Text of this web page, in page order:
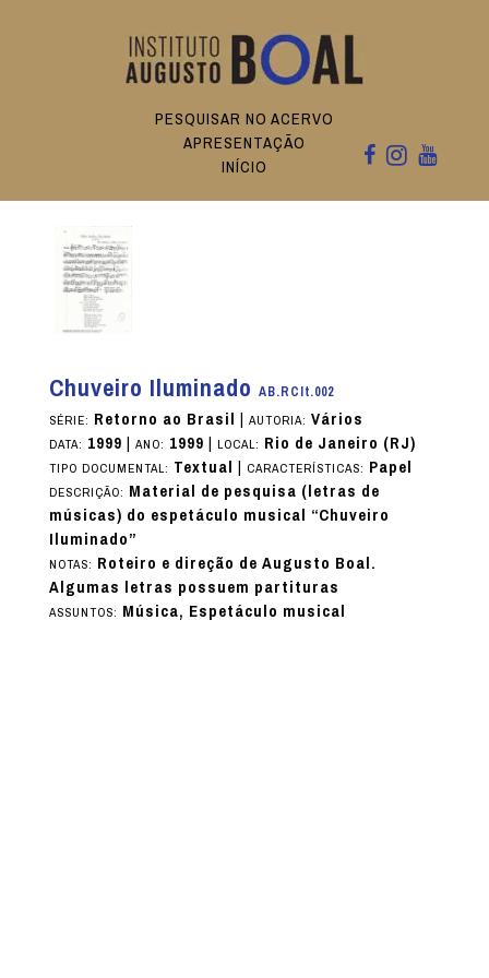
PESQUISAR NO ACERVO
APRESENTAÇÃO
INÍCIO
Chuveiro Iluminado AB.RCIt.002
SÉRIE: Retorno ao Brasil | AUTORIA: Vários
DATA: 1999| ANO: 1999| LOCAL: Rio de Janeiro (RJ)
TIPO DOCUMENTAL: Textual | CARACTERÍSTICAS: Papel
DESCRIÇÃO: Material de pesquisa (letras de
músicas) do espetáculo musical “Chuveiro
Iluminado”
NOTAS: Roteiro e direção de Augusto Boal.
Algumas letras possuem partituras
ASSUNTOS: Música, Espetáculo musical